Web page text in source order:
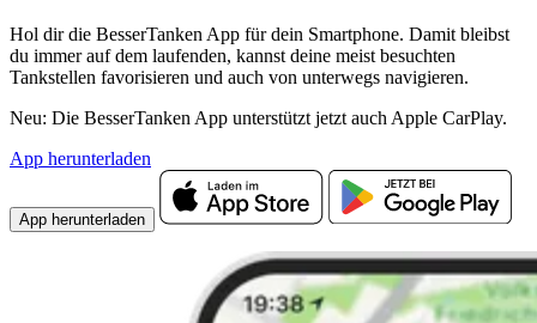
Hol dir die BesserTanken App für dein Smartphone. Damit bleibst
du immer auf dem laufenden, kannst deine meist besuchten
Tankstellen favorisieren und auch von unterwegs navigieren.
Neu: Die BesserTanken App unterstützt jetzt auch Apple CarPlay.
App herunterladen
App herunterladen